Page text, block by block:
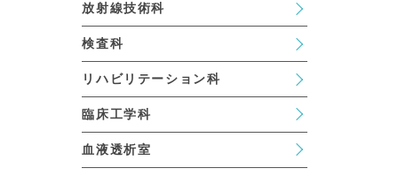
放射線技術科
検査科
リハビリテーション科
臨床工学科
血液透析室